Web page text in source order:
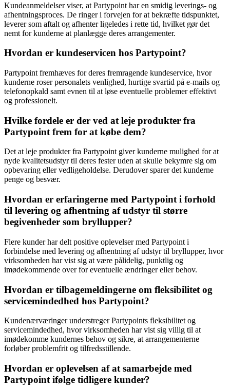
Kundeanmeldelser viser, at Partypoint har en smidig leverings- og
afhentningsproces. De ringer i forvejen for at bekræfte tidspunktet,
leverer som aftalt og afhenter ligeledes i rette tid, hvilket gør det
nemt for kunderne at planlægge deres arrangementer.
Hvordan er kundeservicen hos Partypoint?
Partypoint fremhæves for deres fremragende kundeservice, hvor
kunderne roser personalets venlighed, hurtige svartid på e-mails og
telefonopkald samt evnen til at løse eventuelle problemer effektivt
og professionelt.
Hvilke fordele er der ved at leje produkter fra
Partypoint frem for at købe dem?
Det at leje produkter fra Partypoint giver kunderne mulighed for at
nyde kvalitetsudstyr til deres fester uden at skulle bekymre sig om
opbevaring eller vedligeholdelse. Derudover sparer det kunderne
penge og besvær.
Hvordan er erfaringerne med Partypoint i forhold
til levering og afhentning af udstyr til større
begivenheder som bryllupper?
Flere kunder har delt positive oplevelser med Partypoint i
forbindelse med levering og afhentning af udstyr til bryllupper, hvor
virksomheden har vist sig at være pålidelig, punktlig og
imødekommende over for eventuelle ændringer eller behov.
Hvordan er tilbagemeldingerne om fleksibilitet og
servicemindedhed hos Partypoint?
Kundenærværinger understreger Partypoints fleksibilitet og
servicemindedhed, hvor virksomheden har vist sig villig til at
imødekomme kundernes behov og sikre, at arrangementerne
forløber problemfrit og tilfredsstillende.
Hvordan er oplevelsen af at samarbejde med
Partypoint ifølge tidligere kunder?